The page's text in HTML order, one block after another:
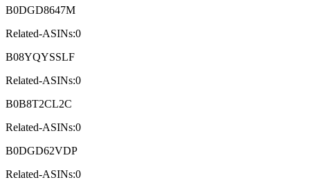
B0DGD8647M
Related-ASINs:0
B08YQYSSLF
Related-ASINs:0
B0B8T2CL2C
Related-ASINs:0
B0DGD62VDP
Related-ASINs:0